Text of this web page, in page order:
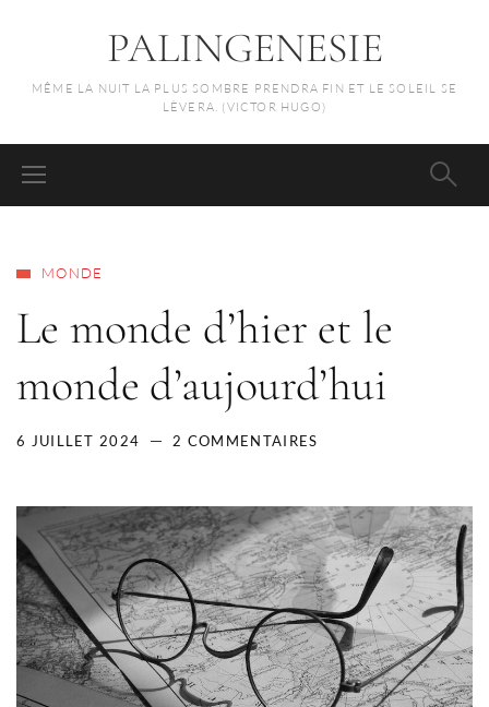
PALINGENESIE
MÊME LA NUIT LA PLUS SOMBRE PRENDRA FIN ET LE SOLEIL SE
LÈVERA. (VICTOR HUGO)
MONDE
Le monde d’hier et le
monde d’aujourd’hui
6 JUILLET 2024 2 COMMENTAIRES